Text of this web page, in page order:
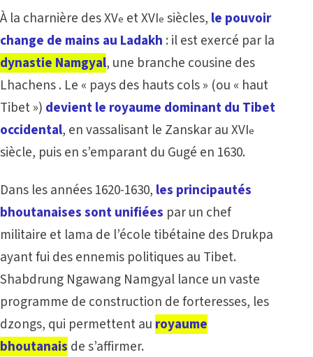
À la charnière des XVe et XVIe siècles, le pouvoir
change de mains au Ladakh : il est exercé par la
dynastie Namgyal, une branche cousine des
Lhachens. Le « pays des hauts cols » (ou « haut
Tibet ») devient le royaume dominant du Tibet
occidental, en vassalisant le Zanskar au XVIe
siècle, puis en s’emparant du Gugé en 1630.
Dans les années 1620-1630, les principautés
bhoutanaises sont unifiées par un chef
militaire et lama de l’école tibétaine des Drukpa
ayant fui des ennemis politiques au Tibet.
Shabdrung Ngawang Namgyal lance un vaste
programme de construction de forteresses, les
dzongs, qui permettent au royaume
bhoutanais de s’affirmer.